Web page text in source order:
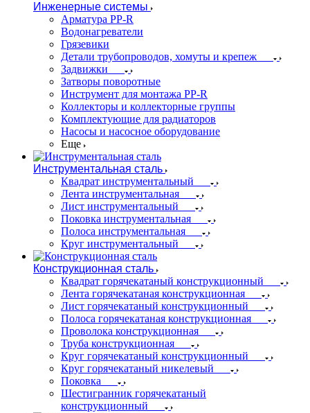
Инженерные системы
Арматура PP-R
Водонагреватели
Грязевики
Детали трубопроводов, хомуты и крепеж
Задвижки
Затворы поворотные
Инструмент для монтажа PP-R
Коллекторы и коллекторные группы
Комплектующие для радиаторов
Насосы и насосное оборудование
Еще
Инструментальная сталь
Квадрат инструментальный
Лента инструментальная
Лист инструментальный
Поковка инструментальная
Полоса инструментальная
Круг инструментальный
Конструкционная сталь
Квадрат горячекатаный конструкционный
Лента горячекатаная конструкционная
Лист горячекатаный конструкционный
Полоса горячекатаная конструкционная
Проволока конструкционная
Труба конструкционная
Круг горячекатаный конструкционный
Круг горячекатаный никелевый
Поковка
Шестигранник горячекатаный
конструкционный